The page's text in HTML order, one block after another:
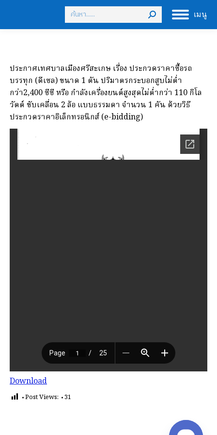
เมนู
Search:
ประกาศเทศบาลเมืองศรีสะเกษ เรื่อง ประกวดราคาซื้อรถ
บรรทุก (ดีเซล) ขนาด 1 ตัน ปริมาตรกระบอกสูบไม่ต่ำ
กว่า2,400 ซีซี หรือ กำลังเครื่องยนต์สูงสุดไม่ต่ำกว่า 110 กิโล
วัตต์ ขับเคลื่อน 2 ล้อ แบบธรรมดา จำนวน 1 คัน ด้วยวิธี
ประกวดราคาอิเล็กทรอนิกส์ (e-bidding)
Download
Post Views: 31